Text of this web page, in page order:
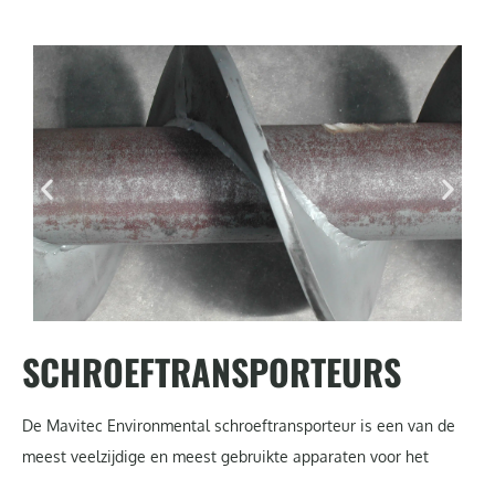
SCHROEFTRANSPORTEURS
De Mavitec Environmental schroeftransporteur is een van de
meest veelzijdige en meest gebruikte apparaten voor het